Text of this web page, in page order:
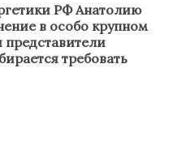
РФ Анатолию
в особо крупном
представители
требовать